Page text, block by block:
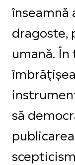
înseamnă
dragoste,
umană.
să